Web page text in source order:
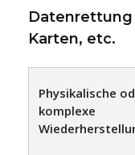
Datenrettung
Karten, etc.
Physikalische
komplexe